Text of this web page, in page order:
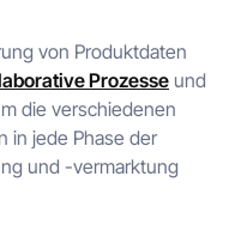
von Produktdaten
Prozesse und
die verschiedenen
in jede Phase der
und -vermarktung